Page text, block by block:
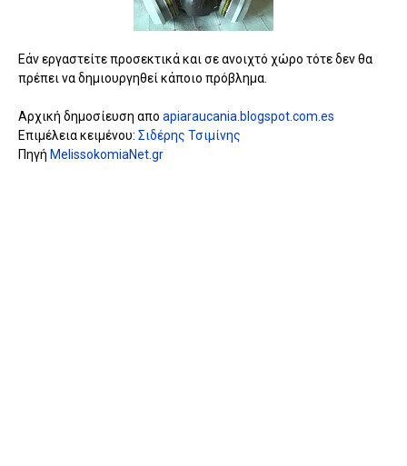
Εάν εργαστείτε προσεκτικά και σε ανοιχτό χώρο τότε δεν θα
πρέπει να δημιουργηθεί κάποιο πρόβλημα.
Αρχική δημοσίευση απο apiaraucania.blogspot.com.es
Επιμέλεια κειμένου: Σιδέρης Τσιμίνης
Πηγή MelissokomiaNet.gr